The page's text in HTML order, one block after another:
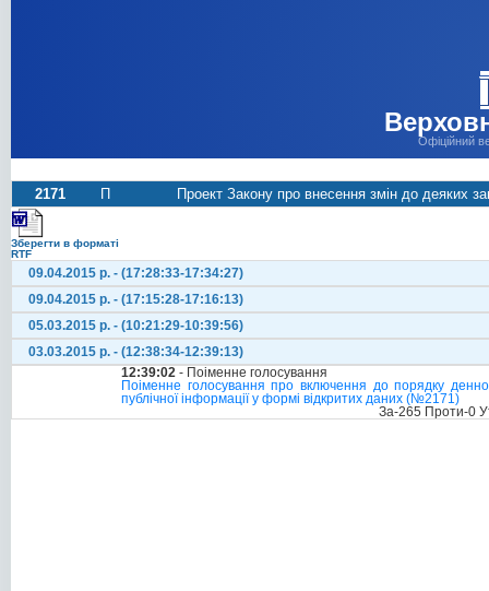
Офіційний
2171 П Проект Закону про внесення змін до деяких
Зберегти в форматі
RTF
09.04.2015 р. - (17:28:33-17:34:27)
09.04.2015 р. - (17:15:28-17:16:13)
05.03.2015 р. - (10:21:29-10:39:56)
03.03.2015 р. - (12:38:34-12:39:13)
12:39:02 - Поіменне голосування
Поіменне голосування про включення до порядку
публічної інформації у формі відкритих даних (№2171)
За-265 Проти-0